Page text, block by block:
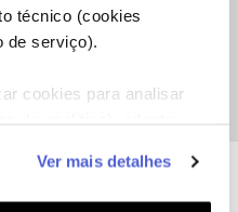
técnico (cookies
de serviço).
cookies para analisar
e
aos seus interesses
Ver mais detalhes